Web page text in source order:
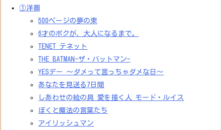
①洋画
500ページの夢の束
6才のボクが、大人になるまで。
TENET テネット
THE BATMAN-ザ・バットマン-
YESデー ～ダメって言っちゃダメな日～
あなたを見送る7日間
しあわせの絵の具 愛を描く人 モード・ルイス
ぼくと魔法の言葉たち
アイリッシュマン